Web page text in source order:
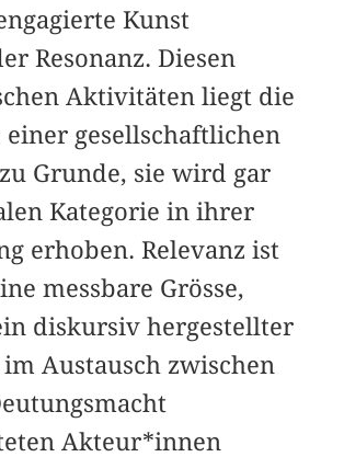
Kunst
Resonanz. Diesen
Aktivitäten liegt die
einer gesellschaftlichen
Grunde, sie wird gar
Kategorie in ihrer
erhoben. Relevanz ist
messbare Grösse,
diskursiv hergestellter
Austausch zwischen
Akteur*in­nen